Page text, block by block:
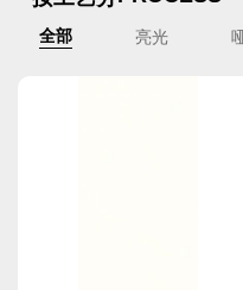
全部 亮光